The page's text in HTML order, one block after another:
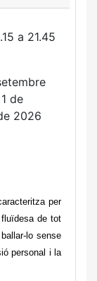
a 21.45
de
2026
per
de tot
lo sense
personal i la